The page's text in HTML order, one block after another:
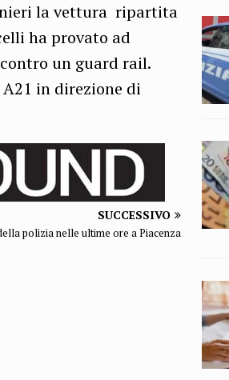
la vettura ripartita
ha provato ad
un guard rail.
in direzione di
SUCCESSIVO
polizia nelle ultime ore a Piacenza